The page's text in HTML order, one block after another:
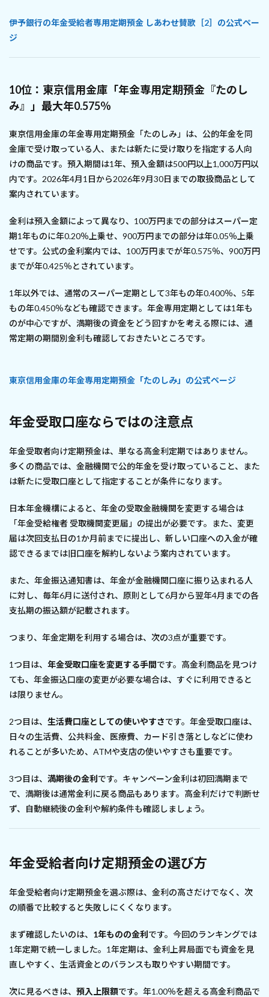
伊予銀行の年金受給者専用定期預金 しあわせ賛歌［2］の公式ペー
ジ
10位：東京信用金庫「年金専用定期預金『たのし
み』」最大年0.575％
東京信用金庫の年金専用定期預金「たのしみ」は、公的年金を同
金庫で受け取っている人、または新たに受け取りを指定する人向
けの商品です。預入期間は1年、預入金額は500円以上1,000万円以
内です。2026年4月1日から2026年9月30日までの取扱商品として
案内されています。
金利は預入金額によって異なり、100万円までの部分はスーパー定
期1年ものに年0.20％上乗せ、900万円までの部分は年0.05％上乗
せです。公式の金利案内では、100万円までが年0.575％、900万円
までが年0.425％とされています。
1年以外では、通常のスーパー定期として3年もの年0.400％、5年
もの年0.450％なども確認できます。年金専用定期としては1年も
のが中心ですが、満期後の資金をどう回すかを考える際には、通
常定期の期間別金利も確認しておきたいところです。
東京信用金庫の年金専用定期預金「たのしみ」の公式ページ
年金受取口座ならではの注意点
年金受取者向け定期預金は、単なる高金利定期ではありません。
多くの商品では、金融機関で公的年金を受け取っていること、また
は新たに受取口座として指定することが条件になります。
日本年金機構によると、年金の受取金融機関を変更する場合は
「年金受給権者 受取機関変更届」の提出が必要です。また、変更
届は次回支払日の1か月前までに提出し、新しい口座への入金が確
認できるまでは旧口座を解約しないよう案内されています。
また、年金振込通知書は、年金が金融機関口座に振り込まれる人
に対し、毎年6月に送付され、原則として6月から翌年4月までの各
支払期の振込額が記載されます。
つまり、年金定期を利用する場合は、次の3点が重要です。
1つ目は、 年金受取口座を変更する手間です。高金利商品を見つけ
ても、年金振込口座の変更が必要な場合は、すぐに利用できると
は限りません。
2つ目は、 生活費口座としての使いやすさです。年金受取口座は、
日々の生活費、公共料金、医療費、カード引き落としなどに使わ
れることが多いため、ATMや支店の使いやすさも重要です。
3つ目は、 満期後の金利です。キャンペーン金利は初回満期まで
で、満期後は通常金利に戻る商品もあります。高金利だけで判断せ
ず、自動継続後の金利や解約条件も確認しましょう。
年金受給者向け定期預金の選び方
年金受給者向け定期預金を選ぶ際は、金利の高さだけでなく、次
の順番で比較すると失敗しにくくなります。
まず確認したいのは、 1年ものの金利です。今回のランキングでは
1年定期で統一しました。1年定期は、金利上昇局面でも資金を見
直しやすく、生活資金とのバランスも取りやすい期間です。
次に見るべきは、 預入上限額です。年1.00％を超える高金利商品で